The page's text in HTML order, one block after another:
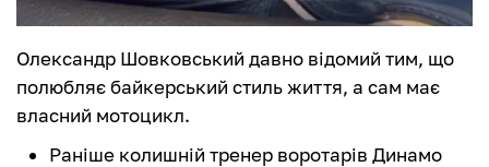
Олександр Шовковський давно відомий тим, що
полюбляє байкерський стиль життя, а сам має
власний мотоцикл.
Раніше колишній тренер воротарів Динамо